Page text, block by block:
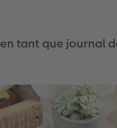
en tant que journal